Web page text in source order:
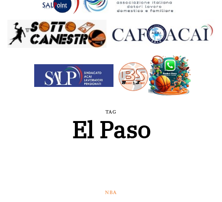
TAG
El Paso
NBA